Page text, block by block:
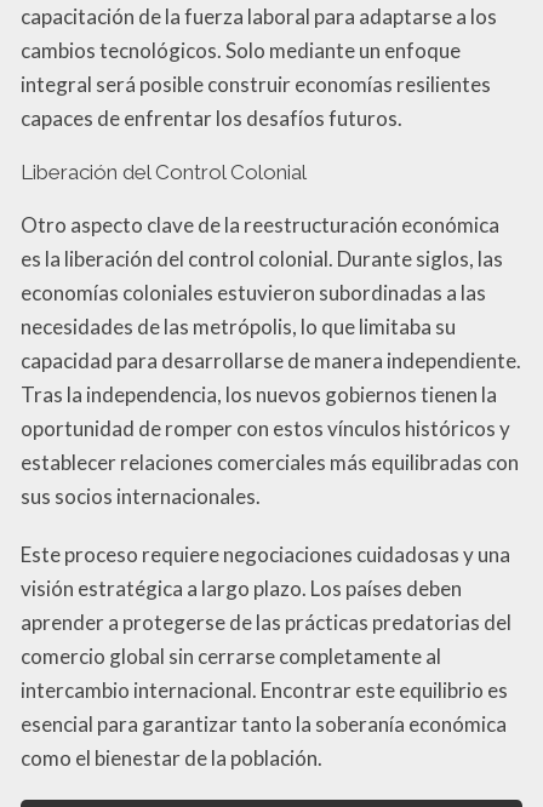
capacitación de la fuerza laboral para adaptarse a los
cambios tecnológicos. Solo mediante un enfoque
integral será posible construir economías resilientes
capaces de enfrentar los desafíos futuros.
Liberación del Control Colonial
Otro aspecto clave de la reestructuración económica
es la liberación del control colonial. Durante siglos, las
economías coloniales estuvieron subordinadas a las
necesidades de las metrópolis, lo que limitaba su
capacidad para desarrollarse de manera independiente.
Tras la independencia, los nuevos gobiernos tienen la
oportunidad de romper con estos vínculos históricos y
establecer relaciones comerciales más equilibradas con
sus socios internacionales.
Este proceso requiere negociaciones cuidadosas y una
visión estratégica a largo plazo. Los países deben
aprender a protegerse de las prácticas predatorias del
comercio global sin cerrarse completamente al
intercambio internacional. Encontrar este equilibrio es
esencial para garantizar tanto la soberanía económica
como el bienestar de la población.